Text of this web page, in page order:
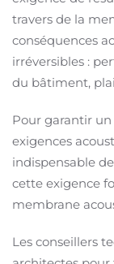
travers de la
conséquences
irréversibles :
du bâtiment,
Pour garantir
exigences
indispensable
cette exigence
membrane
Les conseillers